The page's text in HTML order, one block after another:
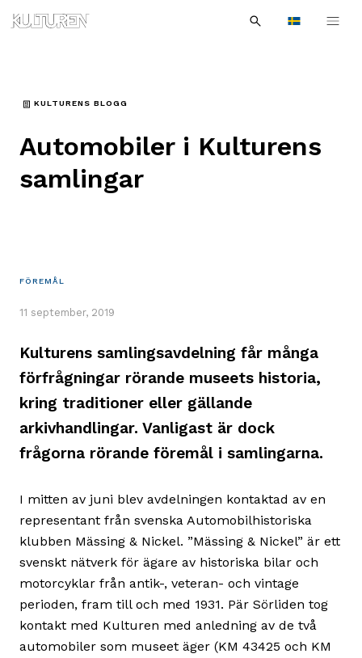
navigationen
innehållet
Languages
efter:
Sök
KULTURENS BLOGG
Automobiler i Kulturens
samlingar
FÖREMÅL
11 september, 2019
Kulturens samlingsavdelning får många
förfrågningar rörande museets historia,
kring traditioner eller gällande
arkivhandlingar. Vanligast är dock
frågorna rörande föremål i samlingarna.
I mitten av juni blev avdelningen kontaktad av en
representant från svenska Automobilhistoriska
klubben Mässing & Nickel. ”Mässing & Nickel” är ett
svenskt nätverk för ägare av historiska bilar och
motorcyklar från antik-, veteran- och vintage
perioden, fram till och med 1931. Pär Sörliden tog
kontakt med Kulturen med anledning av de två
automobiler som museet äger (KM 43425 och KM